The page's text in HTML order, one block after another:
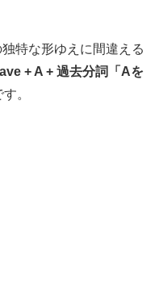
特な形ゆえに間違える
+ A + 過去分詞「Aを
。